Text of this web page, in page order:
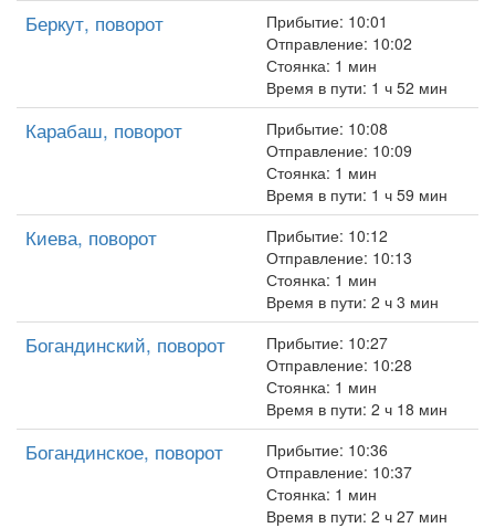
Беркут, поворот
Прибытие: 10:01
Отправление: 10:02
Стоянка: 1 мин
Время в пути: 1 ч 52 мин
Карабаш, поворот
Прибытие: 10:08
Отправление: 10:09
Стоянка: 1 мин
Время в пути: 1 ч 59 мин
Киева, поворот
Прибытие: 10:12
Отправление: 10:13
Стоянка: 1 мин
Время в пути: 2 ч 3 мин
Богандинский, поворот
Прибытие: 10:27
Отправление: 10:28
Стоянка: 1 мин
Время в пути: 2 ч 18 мин
Богандинское, поворот
Прибытие: 10:36
Отправление: 10:37
Стоянка: 1 мин
Время в пути: 2 ч 27 мин